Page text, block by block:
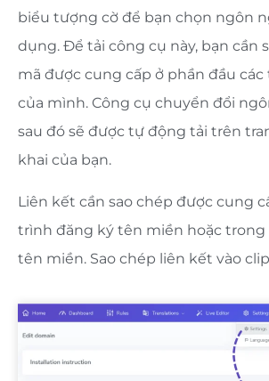
biểu tượng cờ để bạn chọn ngôn
dụng. Để tải công cụ này, bạn cần
mã được cung cấp ở phần đầu các
của mình. Công cụ chuyển đổi
sau đó sẽ được tự động tải trên
khai của bạn.
Liên kết cần sao chép được cung
trình đăng ký tên miền hoặc trong
tên miền. Sao chép liên kết vào